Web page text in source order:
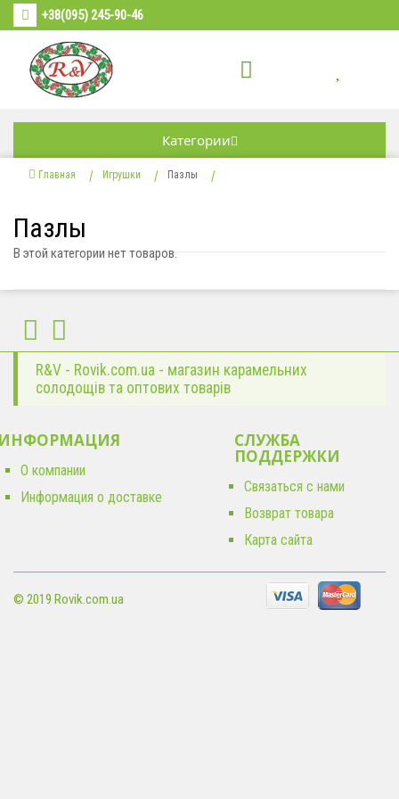
+38(095) 245-90-46
Категории
Главная Игрушки Пазлы
Пазлы
В этой категории нет товаров.
R&V - Rovik.com.ua - магазин карамельних
солодощів та оптових товарів
О компании
Информация о доставке
СЛУЖБА
ПОДДЕРЖКИ
Связаться с нами
Возврат товара
Карта сайта
© 2019 Rovik.com.ua